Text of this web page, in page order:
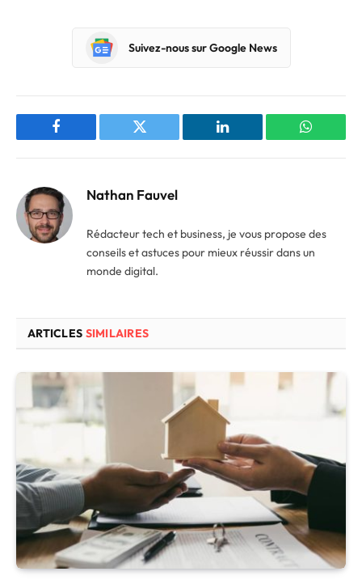
Suivez-nous sur Google News
Facebook Twitter LinkedIn
Nathan Fauvel
Rédacteur tech et business, je vous propose des
conseils et astuces pour mieux réussir dans un
monde digital.
ARTICLES SIMILAIRES